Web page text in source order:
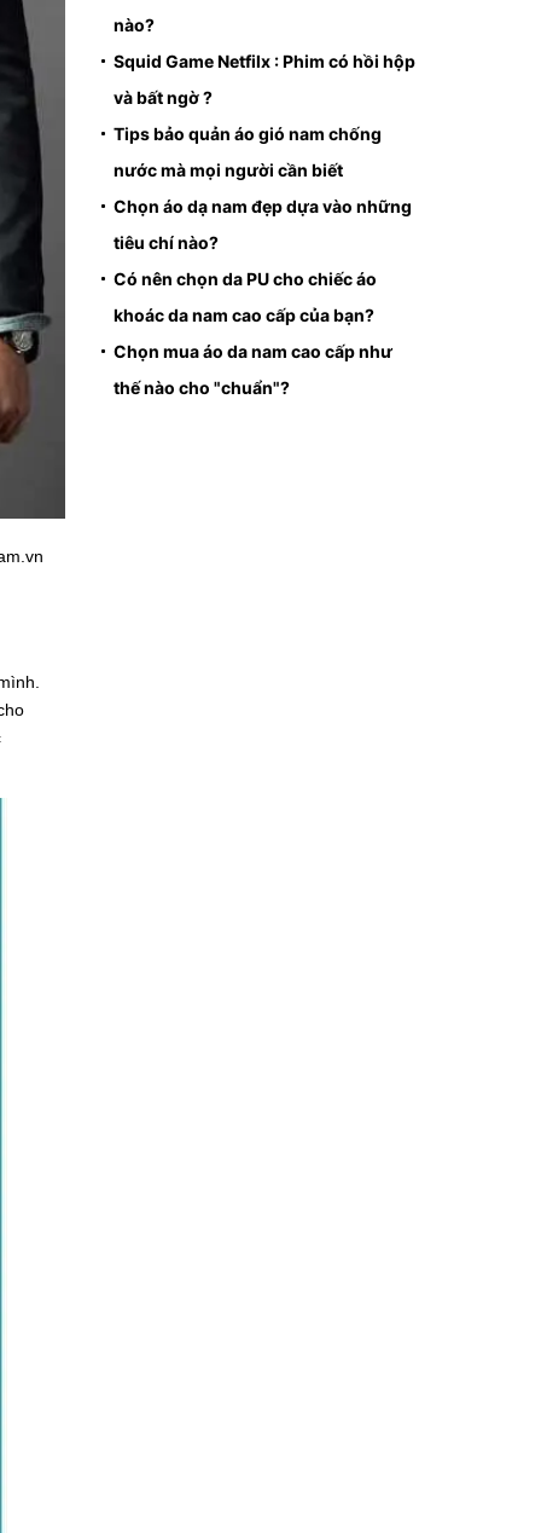
nào?
Squid Game Netfilx : Phim có hồi hộp
và bất ngờ ?
Tips bảo quản áo gió nam chống
nước mà mọi người cần biết
Chọn áo dạ nam đẹp dựa vào những
tiêu chí nào?
Có nên chọn da PU cho chiếc áo
khoác da nam cao cấp của bạn?
Chọn mua áo da nam cao cấp như
thế nào cho "chuẩn"?